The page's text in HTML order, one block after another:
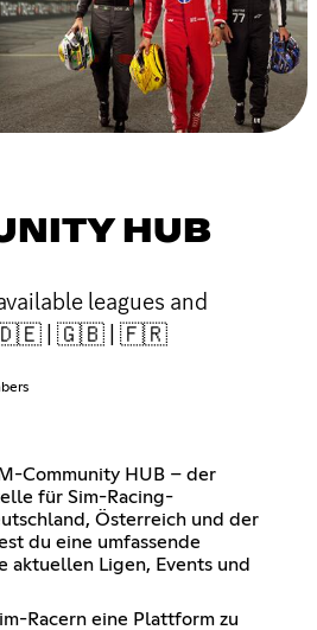
HUB
leagues and
🇩🇪 | 🇬🇧 | 🇫🇷
Community HUB – der
für Sim-Racing-
Österreich und der
du eine umfassende
aktuellen Ligen, Events und
Racern eine Plattform zu